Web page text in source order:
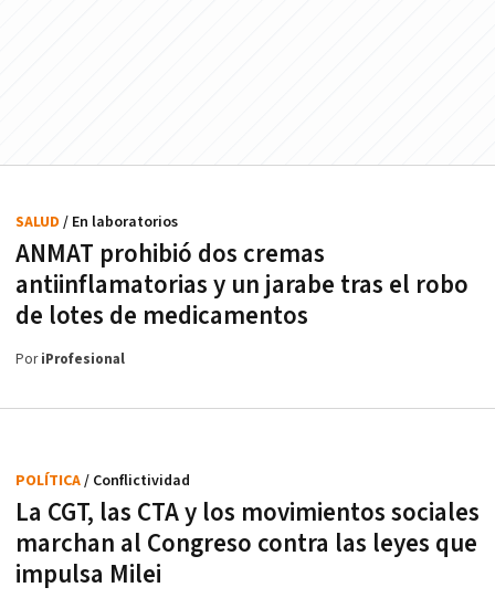
ANMAT prohibió dos cremas
antiinflamatorias y un jarabe tras el robo
de lotes de medicamentos
SALUD / En laboratorios
PoriProfesional
La CGT, las CTA y los movimientos sociales
marchan al Congreso contra las leyes que
impulsa Milei
POLÍTICA/ Conflictividad